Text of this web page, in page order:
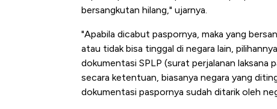
bersangkutan hilang," ujarnya.
"Apabila dicabut paspornya, maka yang
atau tidak bisa tinggal di negara lain,
dokumentasi SPLP (surat perjalanan laksana
secara ketentuan, biasanya negara yang
dokumentasi paspornya sudah ditarik oleh